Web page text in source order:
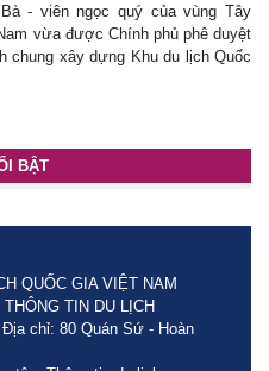
- viên ngọc quý của vùng Tây
vừa được Chính phủ phê duyệt
chung xây dựng Khu du lịch Quốc
BẬT
QUỐC GIA VIỆT NAM
TIN DU LỊCH
chỉ: 80 Quán Sứ - Hoàn